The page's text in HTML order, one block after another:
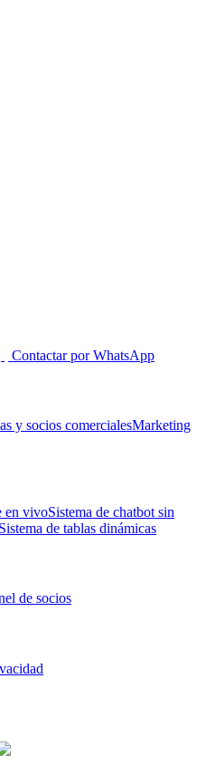
Contactar por WhatsApp
y socios comercialesMarketing
en vivoSistema de chatbot sin
Sistema de tablas dinámicas
de socios